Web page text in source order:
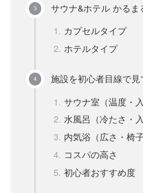
サウナ&ホテル かる
カプセルタイプ
ホテルタイプ
施設を初心者目線で見
サウナ室（温度・
水風呂（冷たさ・
内気浴（広さ・椅
コスパの高さ
初心者おすすめ度